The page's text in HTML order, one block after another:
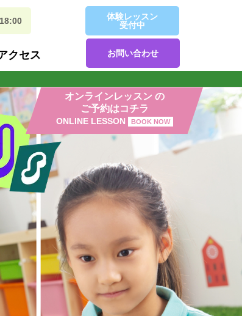
体験レッスン
受付中
クセス お問い合わせ
オンラインレッスン の
ご予約はコチラ
ONLINE LESSON BOOK NOW